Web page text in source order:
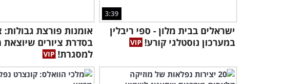
3:39
ישראלים בבית מלון - ספי ריבלין
במערכון נוסטלגי קורע!
אומנות פורצת גבולות:
בסדרת ציורים שיוצאת
למסגרת!